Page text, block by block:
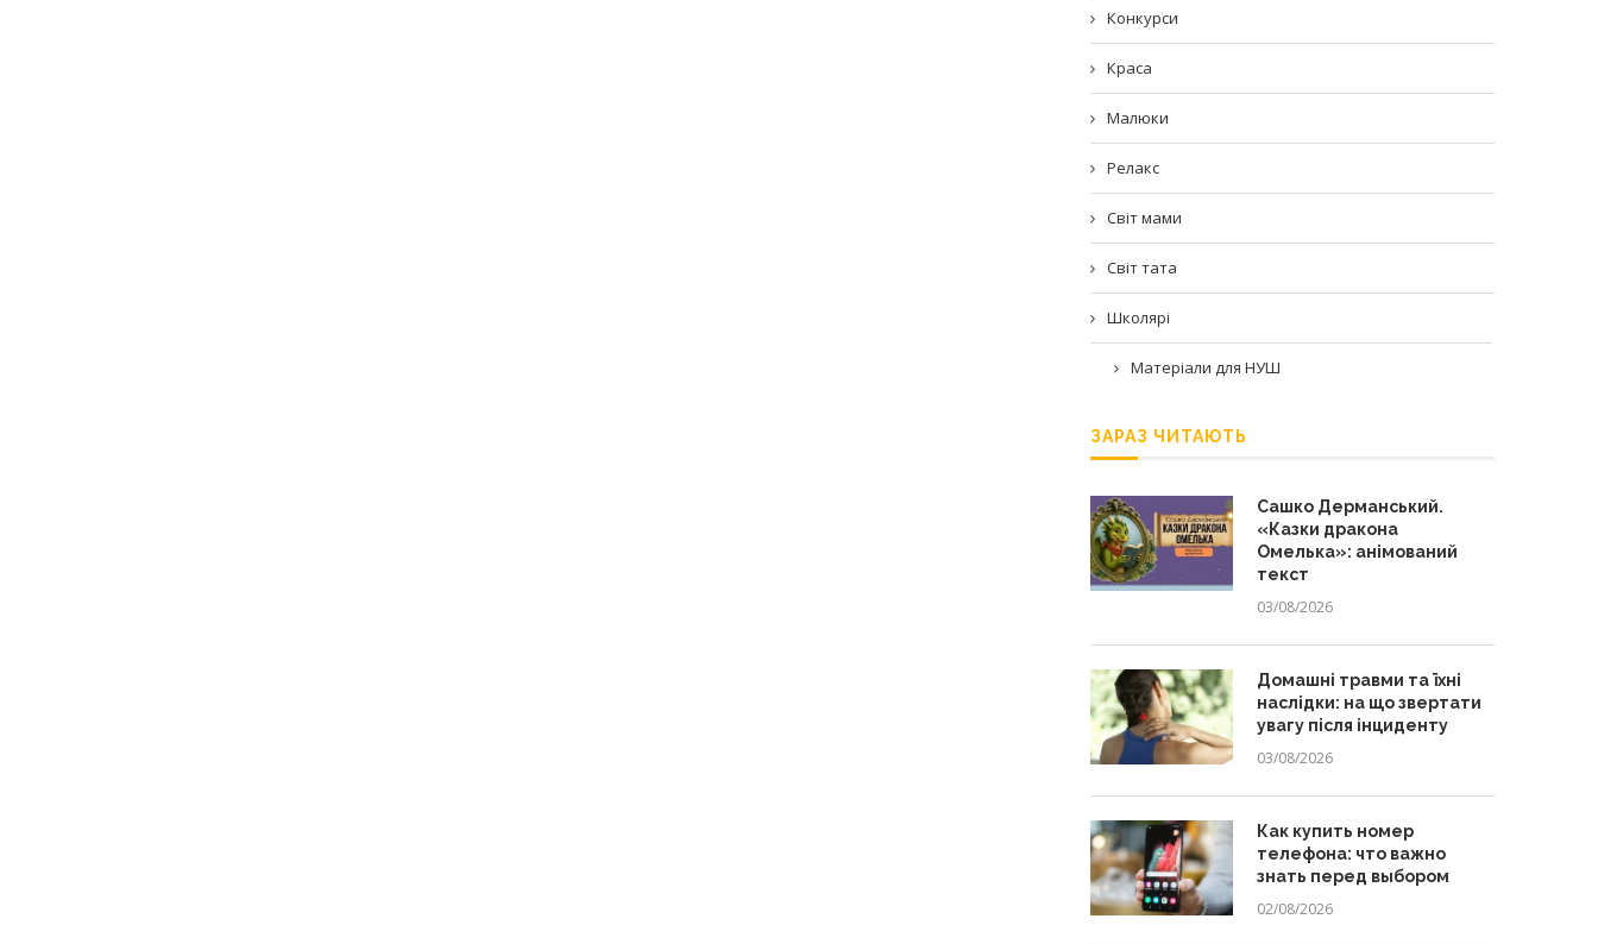
Конкурси
Краса
Малюки
Релакс
Світ мами
Світ тата
Школярі
Матеріали для НУШ
ЗАРАЗ ЧИТАЮТЬ
Сашко Дерманський.
«Казки дракона
Омелька»: анімований
текст
03/08/2026
Домашні травми та їхні
наслідки: на що звертати
увагу після інциденту
03/08/2026
Как купить номер
телефона: что важно
знать перед выбором
02/08/2026